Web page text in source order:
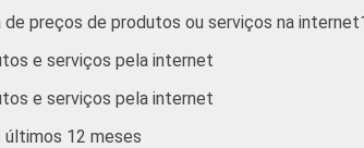
Até R$380
R$381-R$760
preços de produtos ou serviços na
e serviços pela internet
e serviços pela internet
12 meses